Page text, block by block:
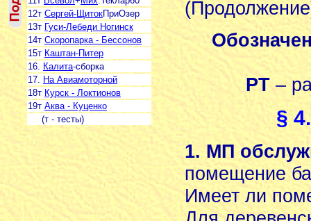
12т Сергей-ЩитокПриОзер
13т Гуси-Лебеди Ногинск
14т Скоропарка - Бессонов
15т Каштан-Питер
16. Калита-сборка
17. На Авиамоторной
18т Курск - Локтионов
19т Аква - Куценко
(т - тесты)
РТ –
§
1. МП
помещение
Имеет ли